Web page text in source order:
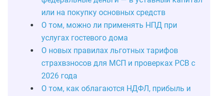
или на покупку основных средств
О том, можно ли применять НПД при
услугах гостевого дома
О новых правилах льготных тарифов
страхвзносов для МСП и проверках РСВ с
2026 года
О том, как облагаются НДФЛ, прибыль и